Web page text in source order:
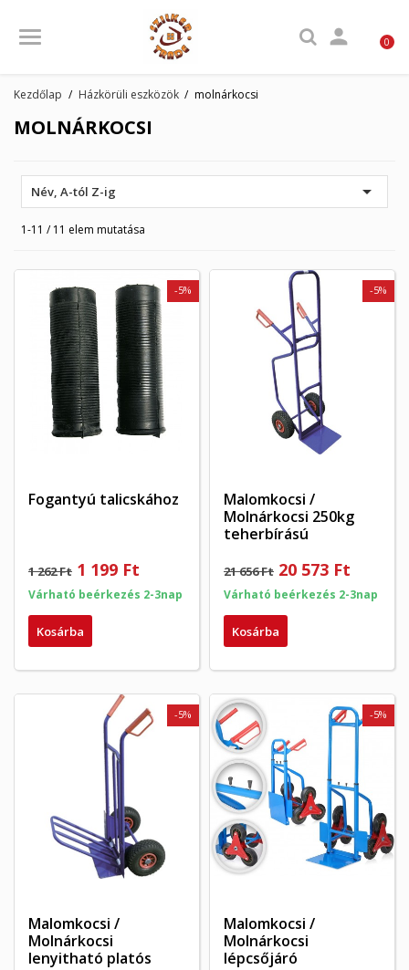
 0
Kezdőlap Házkörüli eszközök molnárkocsi
MOLNÁRKOCSI
Név, A-tól Z-ig 
1-11 / 11 elem mutatása
Fogantyú talicskához
1 262 Ft
-5%
1 199 Ft
Várható beérkezés 2-3nap
Kosárba
Malomkocsi /
Molnárkocsi 250kg
teherbírású
21 656 Ft
-5%
20 573 Ft
Várható beérkezés 2-3nap
Kosárba
Malomkocsi /
Molnárkocsi
lenyitható platós
-5%
Malomkocsi /
Molnárkocsi
lépcsőjáró
-5%